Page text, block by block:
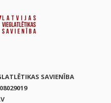
SAVIENĪBA